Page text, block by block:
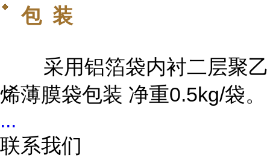
包 装
采用铝箔袋内衬二层聚乙
烯薄膜袋包装 净重0.5kg/袋。
...
联系我们